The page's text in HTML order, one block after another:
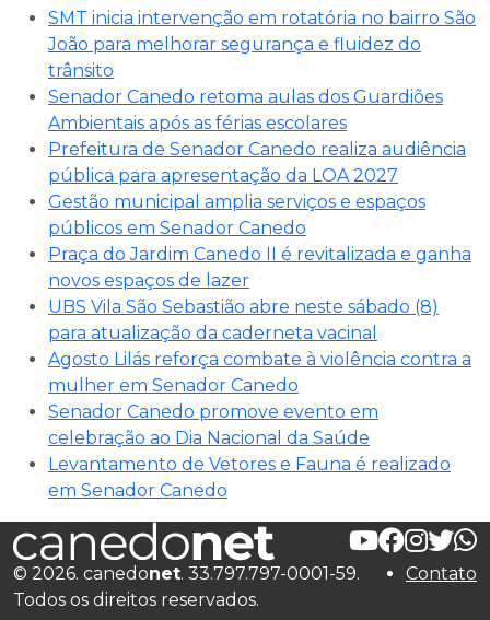
SMT inicia intervenção em rotatória no bairro São
João para melhorar segurança e fluidez do
trânsito
Senador Canedo retoma aulas dos Guardiões
Ambientais após as férias escolares
Prefeitura de Senador Canedo realiza audiência
pública para apresentação da LOA 2027
Gestão municipal amplia serviços e espaços
públicos em Senador Canedo
Praça do Jardim Canedo II é revitalizada e ganha
novos espaços de lazer
UBS Vila São Sebastião abre neste sábado (8)
para atualização da caderneta vacinal
Agosto Lilás reforça combate à violência contra a
mulher em Senador Canedo
Senador Canedo promove evento em
celebração ao Dia Nacional da Saúde
Levantamento de Vetores e Fauna é realizado
em Senador Canedo
© 2026. canedonet. 33.797.797-0001-59.
Todos os direitos reservados.
Contato